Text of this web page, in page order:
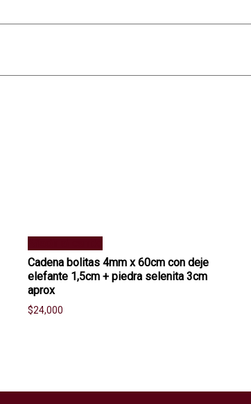
Cadena bolitas 4mm x 60cm con deje
elefante 1,5cm + piedra selenita 3cm
aprox
$24,000